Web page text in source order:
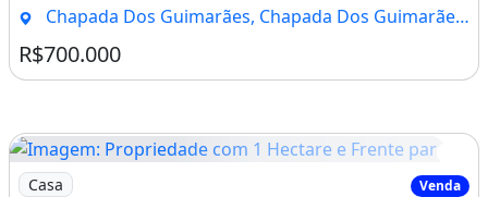
Chapada Dos Guimarães, Chapada Dos Guimarães - MT
R$700.000
Imagem: Propriedade com 1 Hectare e Frente para
Casa Venda